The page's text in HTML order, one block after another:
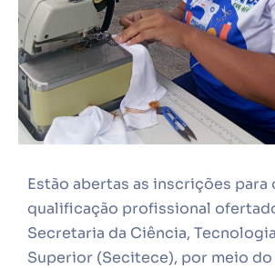
Estão abertas as inscrições para
qualificação profissional
Secretaria da Ciência,
Superior (Secitece), por meio